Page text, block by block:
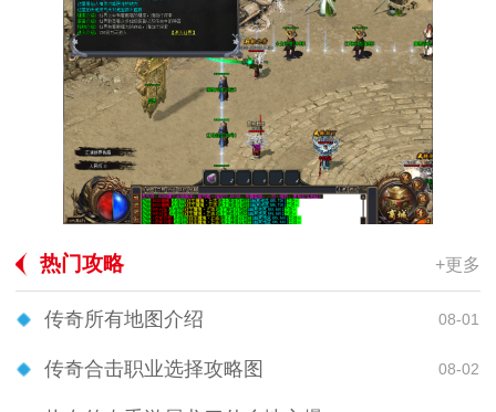
热门攻略 +更多
传奇所有地图介绍 08-01
传奇合击职业选择攻略图 08-02